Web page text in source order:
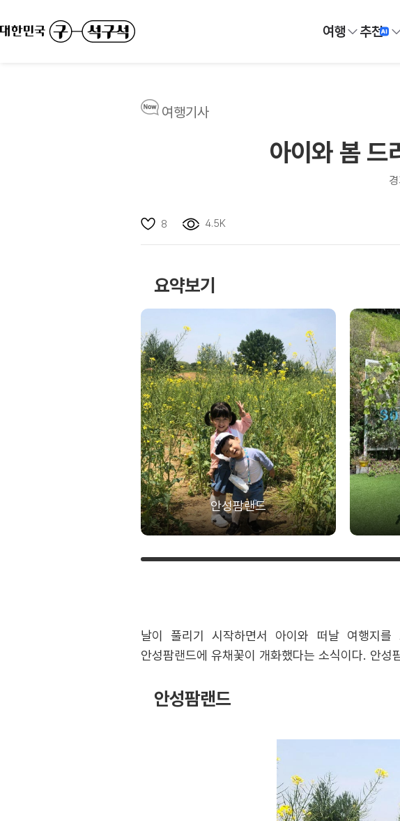
여행 추천
여행기사
아이와 봄 드
8 4.5K
요약보기
안성팜랜드
날이 풀리기 시작하면서 아이와 떠날 여행지
안성팜랜드에 유채꽃이 개화했다는 소식이다. 안
안성팜랜드